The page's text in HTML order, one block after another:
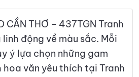
CẦN THƠ – 437TGN Tranh
động về màu sắc. Mỗi
ý lựa chọn những gam
hoa văn yêu thích tại Tranh